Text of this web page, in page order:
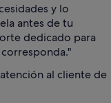
y lo
antes de tu
dedicado para
al cliente de